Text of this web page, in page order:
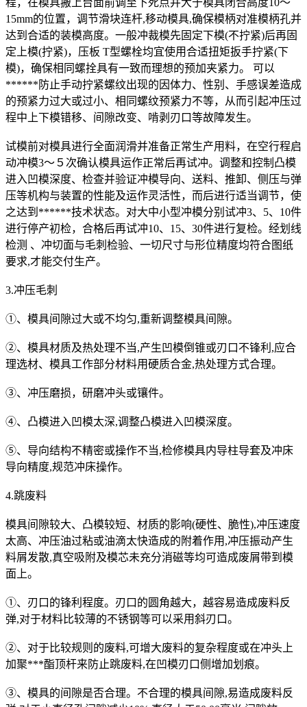
程，在模具搬上台面前调至下死点并大于模具闭合高度10～
15mm的位置，调节滑块连杆,移动模具,确保模柄对准模柄孔并
达到合适的装模高度。一般冲裁模先固定下模(不拧紧)后再固
定上模(拧紧)，压板 T型螺栓均宜使用合适扭矩扳手拧紧(下
模)，确保相同螺拴具有一致而理想的预加夹紧力。 可以
******防止手动拧紧螺纹出现的因体力、性别、手感误差造成
的预紧力过大或过小、相同螺纹预紧力不等，从而引起冲压过
程中上下模错移、间隙改变、啃剥刃口等故障发生。
试模前对模具进行全面润滑并准备正常生产用料，在空行程启
动冲模3～５次确认模具运作正常后再试冲。调整和控制凸模
进入凹模深度、检查并验证冲模导向、送料、推卸、侧压与弹
压等机构与装置的性能及运作灵活性，而后进行适当调节，使
之达到******技术状态。对大中小型冲模分别试冲3、5、10件
进行停产初检，合格后再试冲10、15、30件进行复检。经划线
检测 、冲切面与毛刺检验、一切尺寸与形位精度均符合图纸
要求,才能交付生产。
3.冲压毛刺
①、模具间隙过大或不均匀,重新调整模具间隙。
②、模具材质及热处理不当,产生凹模倒锥或刃口不锋利,应合
理选材、模具工作部分材料用硬质合金,热处理方式合理。
③、冲压磨损，研磨冲头或镶件。
④、凸模进入凹模太深,调整凸模进入凹模深度。
⑤、导向结构不精密或操作不当,检修模具内导柱导套及冲床
导向精度,规范冲床操作。
4.跳废料
模具间隙较大、凸模较短、材质的影响(硬性、脆性),冲压速度
太高、冲压油过粘或油滴太快造成的附着作用,冲压振动产生
料屑发散,真空吸附及模芯未充分消磁等均可造成废屑带到模
面上。
①、刃口的锋利程度。刃口的圆角越大，越容易造成废料反
弹,对于材料比较薄的不锈钢等可以采用斜刃口。
②、对于比较规则的废料,可增大废料的复杂程度或在冲头上
加聚***酯顶杆来防止跳废料,在凹模刃口侧增加划痕。
③、模具的间隙是否合理。不合理的模具间隙,易造成废料反